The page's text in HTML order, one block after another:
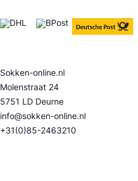
Sokken-online.nl
Molenstraat 24
5751 LD Deurne
info@sokken-online.nl
+31(0)85-2463210